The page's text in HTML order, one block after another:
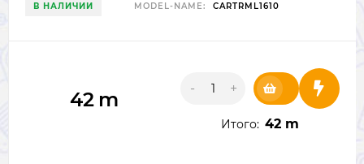
В НАЛИЧИИ MODEL-NAME: CARTRML1610
42 m - +
Итого: 42 m